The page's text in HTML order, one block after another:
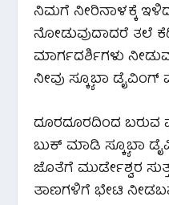
ನಿಮಗೆ ನೀರಿನಾಳಕ್ಕೆ
ನೋಡುವುದಾದರೆ ತಲೆ
ಮಾರ್ಗದರ್ಶಿಗಳು
ನೀವು ಸ್ಕ್ಯೂಬಾ ಡೈವಿಂಗ್
ದೂರದೂರದಿಂದ ಬರುವ
ಬುಕ್ ಮಾಡಿ ಸ್ಕ್ಯೂಬಾ
ಜೊತೆಗೆ ಮುರ್ಡೇಶ್ವರ
ತಾಣಗಳಿಗೆ ಭೇಟಿ